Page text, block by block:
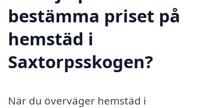
bestämma priset på
hemstäd i
Saxtorpsskogen?
När du överväger hemstäd i